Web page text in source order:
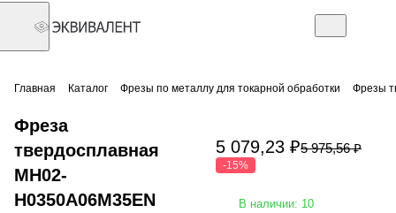
Главная Каталог Фрезы по металлу для токарной обработки Фрезы
Фреза
твердосплавная
MH02-
H0350A06M35EN
5 079,23 ₽5 975,56 ₽
-15%
В наличии: 10